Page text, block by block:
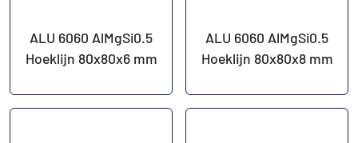
ALU 6060 AlMgSi0.5
Hoeklijn 80x80x6 mm
ALU 6060 AlMgSi0.5
Hoeklijn 80x80x8 mm